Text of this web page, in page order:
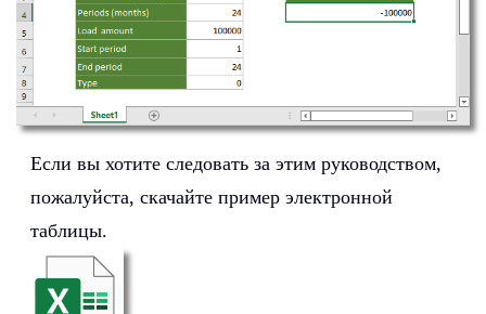
Если вы хотите следовать за этим руководством,
пожалуйста, скачайте пример электронной
таблицы.